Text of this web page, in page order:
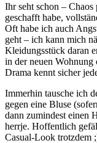
Ihr seht schon –
geschafft habe,
Oft habe ich auch
geht – ich kann mich
Kleidungsstück daran
in der neuen
Drama kennt sicher
Immerhin tausche ich
gegen eine Bluse
dann zumindest einen
herrje. Hoffentlich
Casual-Look trotzdem